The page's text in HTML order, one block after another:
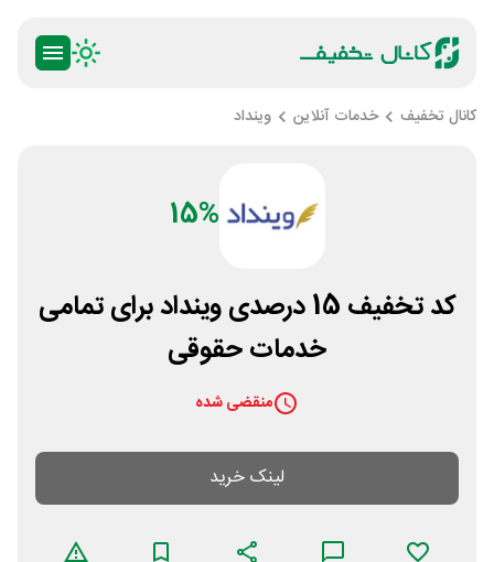
کانال تخفیف خدمات آنلاین وینداد
15%
کد تخفیف 15 درصدی وینداد برای تمامی
خدمات حقوقی
منقضی شده
لینک خرید